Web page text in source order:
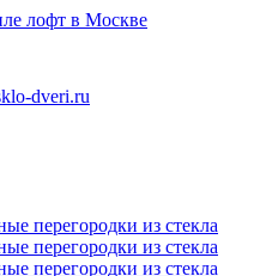
dveri.ru
перегородки из стекла
перегородки из стекла
перегородки из стекла